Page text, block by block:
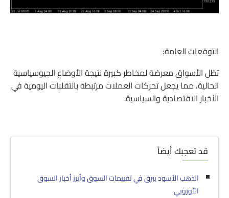
التوقعات العامة:
تظل الأسواق معرضة لمخاطر كبيرة نتيجة الأوضاع الجيوسياسية
الحالية، مما يجعل تحركات العملات مرتبطة بالتقلبات اليومية في
الأخبار الاقتصادية والسياسية.
قد تعجبك أيضاً
الذهب الأسود يبرق في تقييمات السوق وأبرز أخبار السوق
الأوروبي